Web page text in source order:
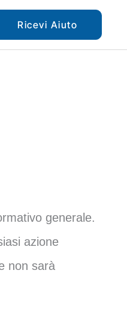
Ricevi Aiuto
generale.
azione
non sarà